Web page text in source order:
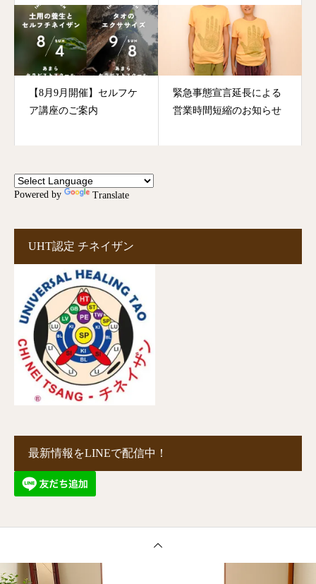
【8月9月開催】セルフケ
ア講座のご案内
緊急事態宣言延長による
営業時間短縮のお知らせ
Powered by Translate
UHT認定 チネイザン
最新情報をLINEで配信中！